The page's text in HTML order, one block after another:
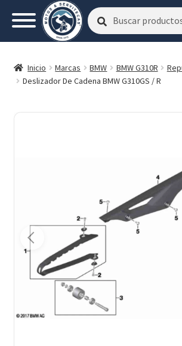
Buscar
por:
Buscar
Inicio Marcas BMW BMW G310R
Deslizador De Cadena BMW G310GS / R